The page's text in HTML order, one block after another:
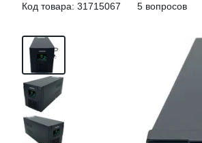
Код товара: 31715067 5 вопросов